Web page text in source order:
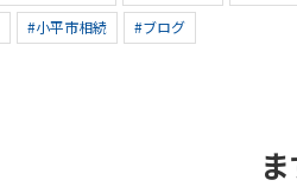
#小平市相続 #ブログ